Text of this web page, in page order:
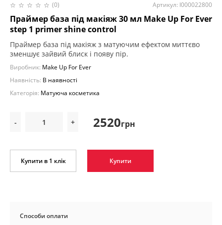
(0) Артикул: I000022800
Праймер база під макіяж 30 мл Make Up For Ever
step 1 primer shine control
Праймер база під макіяж з матуючим ефектом миттєво
зменшує зайвий блиск і появу пір.
Виробник: Make Up For Ever
Наявність: В наявності
Категорія: Матуюча косметика
- + 2520грн
Купити в 1 клік Купити
Способи оплати